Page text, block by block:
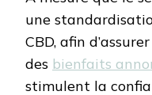
une
CBD, afin
des bienfaits
stimulent la